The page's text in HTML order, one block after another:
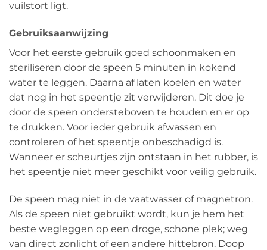
vuilstort ligt.
Gebruiksaanwijzing
Voor het eerste gebruik goed schoonmaken en
steriliseren door de speen 5 minuten in kokend
water te leggen. Daarna af laten koelen en water
dat nog in het speentje zit verwijderen. Dit doe je
door de speen ondersteboven te houden en er op
te drukken. Voor ieder gebruik afwassen en
controleren of het speentje onbeschadigd is.
Wanneer er scheurtjes zijn ontstaan in het rubber, is
het speentje niet meer geschikt voor veilig gebruik.
De speen mag niet in de vaatwasser of magnetron.
Als de speen niet gebruikt wordt, kun je hem het
beste wegleggen op een droge, schone plek; weg
van direct zonlicht of een andere hittebron. Doop